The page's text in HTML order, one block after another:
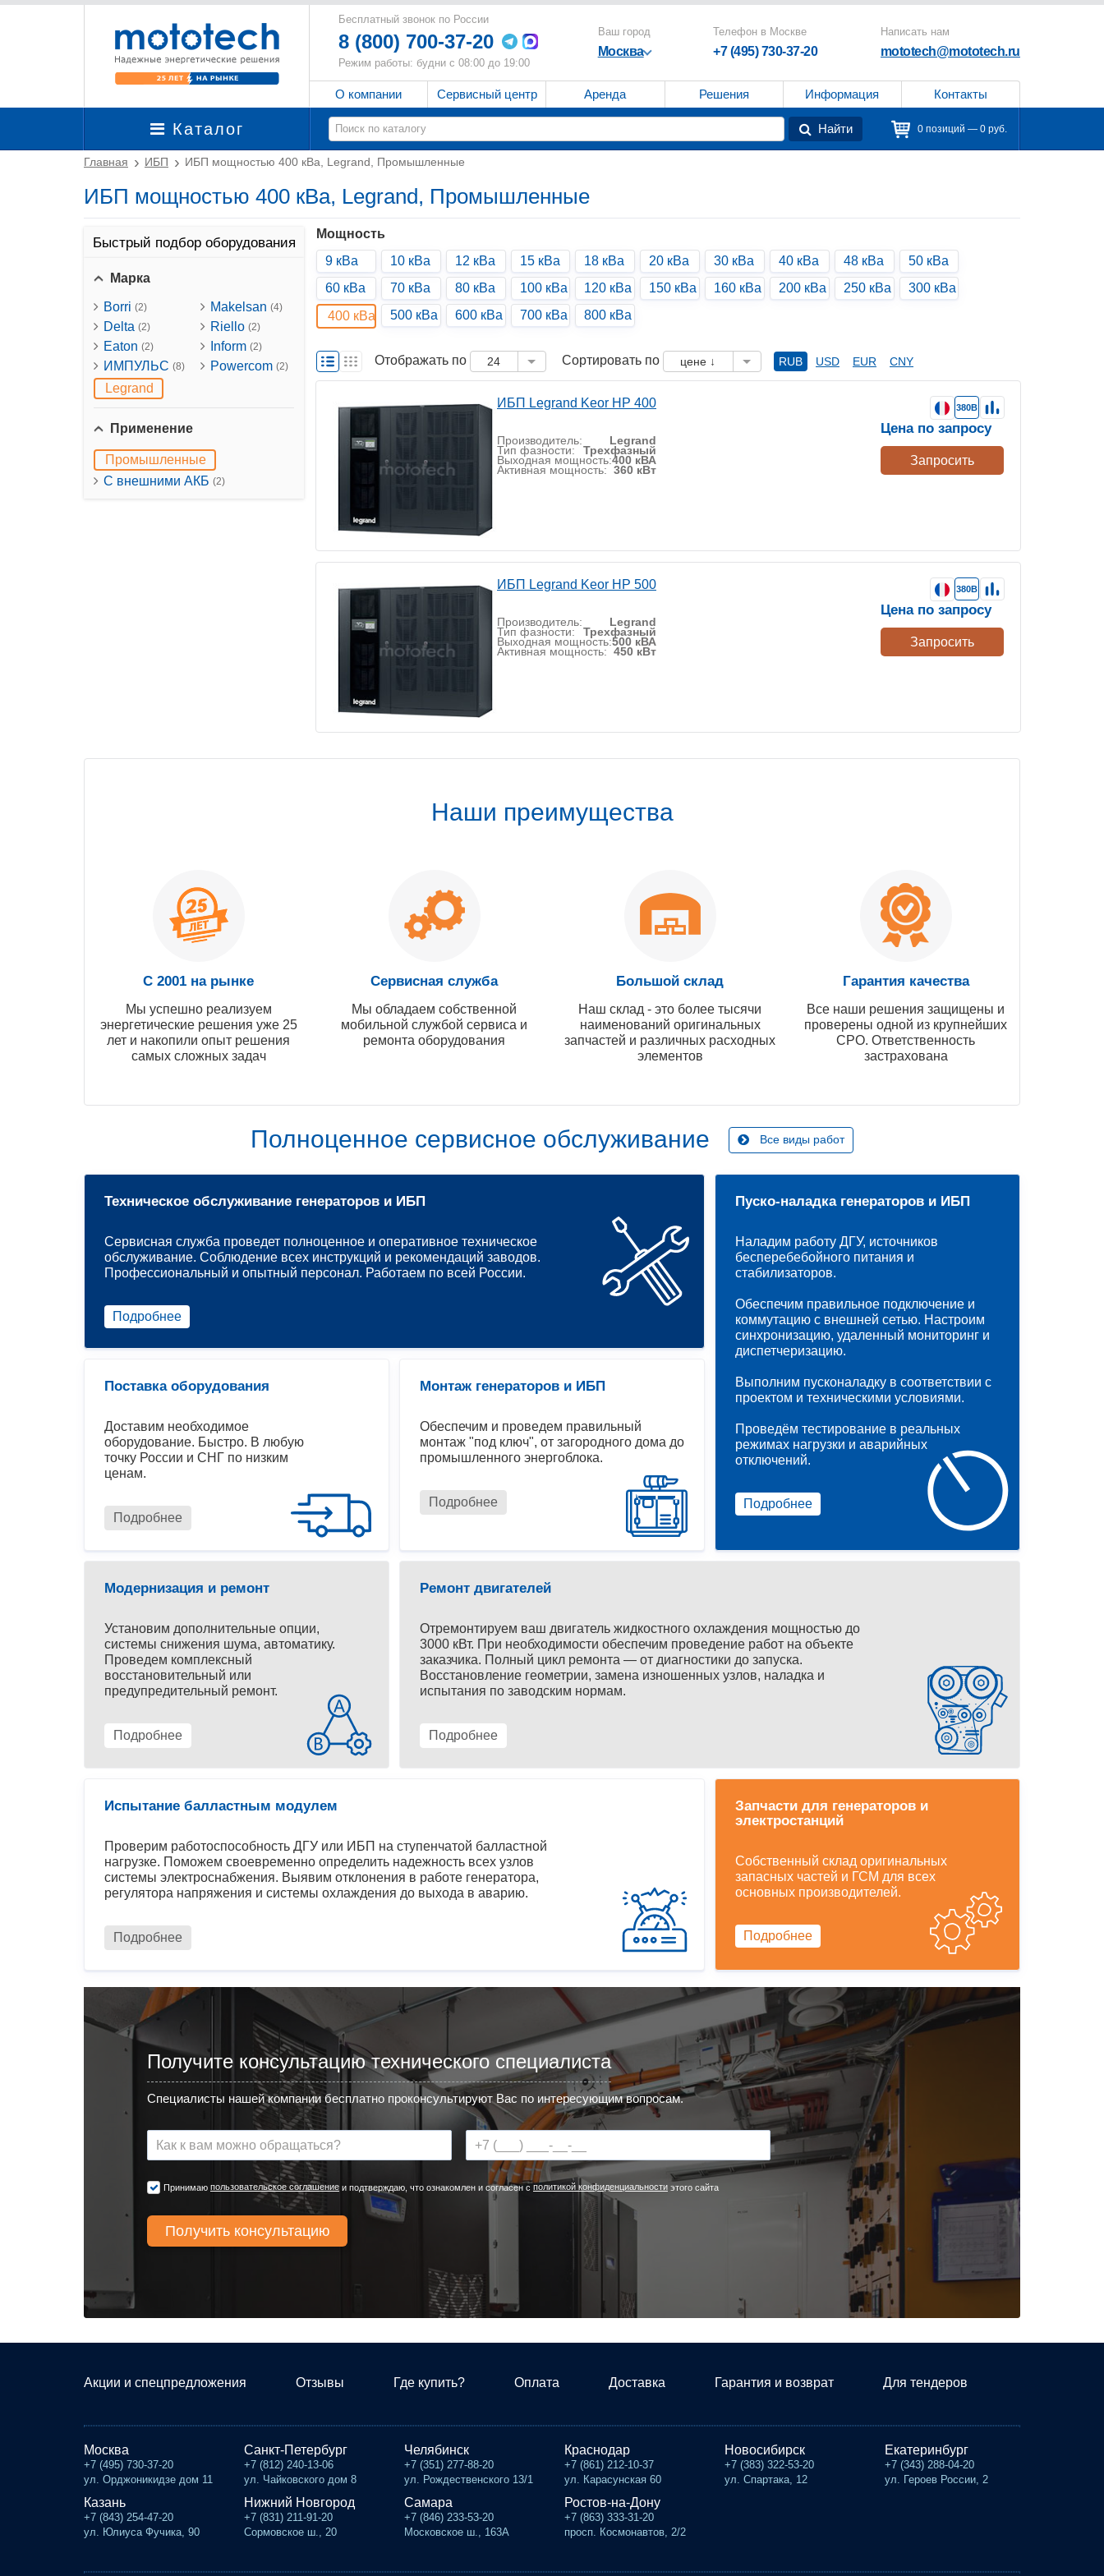
Бесплатный звонок по России
8 (800) 700-37-20
Режим работы: будни с 08:00 до 19:00
Ваш город
Москва
Телефон в Москве
+7 (495) 730-37-20
Написать нам
mototech@mototech.ru
О компании Сервисный центр Аренда Решения Информация Контакты
Каталог Найти 0 позиций — 0 руб.
Главная ИБП ИБП мощностью 400 кВа, Legrand, Промышленные
ИБП мощностью 400 кВа, Legrand, Промышленные
Быстрый подбор оборудования
Марка
Borri (2)
Delta (2)
Eaton (2)
ИМПУЛЬС (8)
Legrand
Makelsan (4)
Riello (2)
Inform (2)
Powercom (2)
Применение
Промышленные
С внешними АКБ (2)
Мощность
9 кВа
10 кВа 12 кВа 15 кВа 18 кВа 20 кВа 30 кВа 40 кВа 48 кВа
50 кВа
60 кВа
70 кВа 80 кВа 100 кВа 120 кВа 150 кВа 160 кВа 200 кВа 250 кВа
300 кВа
400 кВа
500 кВа 600 кВа 700 кВа 800 кВа
Отображать по 24 Сортировать по цене ↓ RUB USD EUR CNY
ИБП Legrand Keor HP 400
Производитель: Legrand
Тип фазности: Трехфазный
Выходная мощность:400 кВА
Активная мощность: 360 кВт
380В
Цена по запросу
Запросить
ИБП Legrand Keor HP 500
Производитель: Legrand
Тип фазности: Трехфазный
Выходная мощность:500 кВА
Активная мощность: 450 кВт
380В
Цена по запросу
Запросить
Наши преимущества
С 2001 на рынке
Мы успешно реализуем
энергетические решения уже 25
лет и накопили опыт решения
самых сложных задач
Сервисная служба
Мы обладаем собственной
мобильной службой сервиса и
ремонта оборудования
Большой склад
Наш склад - это более тысячи
наименований оригинальных
запчастей и различных расходных
элементов
Гарантия качества
Все наши решения защищены и
проверены одной из крупнейших
СРО. Ответственность
застрахована
Полноценное сервисное обслуживание Все виды работ
Техническое обслуживание генераторов и ИБП
Сервисная служба проведет полноценное и оперативное техническое
обслуживание. Соблюдение всех инструкций и рекомендаций заводов.
Профессиональный и опытный персонал. Работаем по всей России.
Подробнее
Поставка оборудования
Доставим необходимое
оборудование. Быстро. В любую
точку России и СНГ по низким
ценам.
Подробнее
Монтаж генераторов и ИБП
Обеспечим и проведем правильный
монтаж "под ключ", от загородного дома до
промышленного энергоблока.
Подробнее
Пуско-наладка генераторов и ИБП
Наладим работу ДГУ, источников
бесперебебойного питания и
стабилизаторов.
Обеспечим правильное подключение и
коммутацию с внешней сетью. Настроим
синхронизацию, удаленный мониторинг и
диспетчеризацию.
Выполним пусконаладку в соответствии с
проектом и техническими условиями.
Проведём тестирование в реальных
режимах нагрузки и аварийных
отключений.
Подробнее
Ремонт двигателей
Отремонтируем ваш двигатель жидкостного охлаждения мощностью до
3000 кВт. При необходимости обеспечим проведение работ на объекте
заказчика. Полный цикл ремонта — от диагностики до запуска.
Восстановление геометрии, замена изношенных узлов, наладка и
испытания по заводским нормам.
Подробнее
Модернизация и ремонт
Установим дополнительные опции,
системы снижения шума, автоматику.
Проведем комплексный
восстановительный или
предупредительный ремонт.
Подробнее
Запчасти для генераторов и
электростанций
Собственный склад оригинальных
запасных частей и ГСМ для всех
основных производителей.
Подробнее
Испытание балластным модулем
Проверим работоспособность ДГУ или ИБП на ступенчатой балластной
нагрузке. Поможем своевременно определить надежность всех узлов
системы электроснабжения. Выявим отклонения в работе генератора,
регулятора напряжения и системы охлаждения до выхода в аварию.
Подробнее
Получите консультацию технического специалиста
Специалисты нашей компании бесплатно проконсультируют Вас по интересующим вопросам.
Принимаю пользовательское соглашение и подтверждаю, что ознакомлен и согласен с политикой конфиденциальности этого сайта
Акции и спецпредложения Отзывы Где купить? Оплата Доставка Гарантия и возврат Для тендеров
Москва
+7 (495) 730-37-20
ул. Орджоникидзе дом 11
Санкт-Петербург
+7 (812) 240-13-06
ул. Чайковского дом 8
Челябинск
+7 (351) 277-88-20
ул. Рождественского 13/1
Краснодар
+7 (861) 212-10-37
ул. Карасунская 60
Новосибирск
+7 (383) 322-53-20
ул. Спартака, 12
Екатеринбург
+7 (343) 288-04-20
ул. Героев России, 2
Казань
+7 (843) 254-47-20
ул. Юлиуса Фучика, 90
Нижний Новгород
+7 (831) 211-91-20
Сормовское ш., 20
Самара
+7 (846) 233-53-20
Московское ш., 163А
Ростов-на-Дону
+7 (863) 333-31-20
просп. Космонавтов, 2/2